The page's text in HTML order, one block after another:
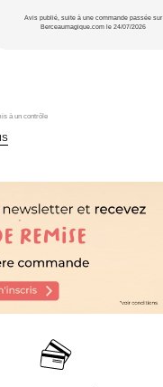
Avis publié, suite à une commande passée sur
Berceaumagique.com le 24/07/2026
à un contrôle